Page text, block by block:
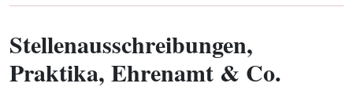
Stellenausschreibungen,
Praktika, Ehrenamt & Co.